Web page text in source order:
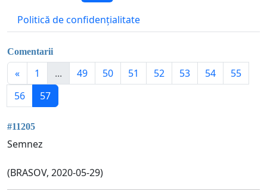
Politică de confidențialitate
Comentarii
« 1 ... 49 50 51 52 53 54
55
56
57
#11205
Semnez
(BRASOV, 2020-05-29)